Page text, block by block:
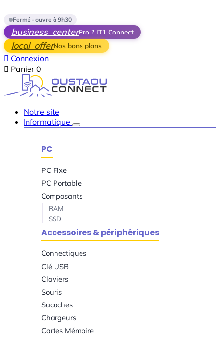
Fermé · ouvre à 9h30
business_centerPro ? IT1 Connect
local_offerNos bons plans
 Connexion
 Panier 0
Notre site
Informatique
PC
PC Fixe
PC Portable
Composants
RAM
SSD
Accessoires & périphériques
Connectiques
Clé USB
Claviers
Souris
Sacoches
Chargeurs
Cartes Mémoire